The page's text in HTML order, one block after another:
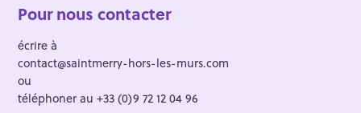
Pour nous contacter
écrire à
contact@saintmerry-hors-les-murs.com
ou
téléphoner au +33 (0)9 72 12 04 96